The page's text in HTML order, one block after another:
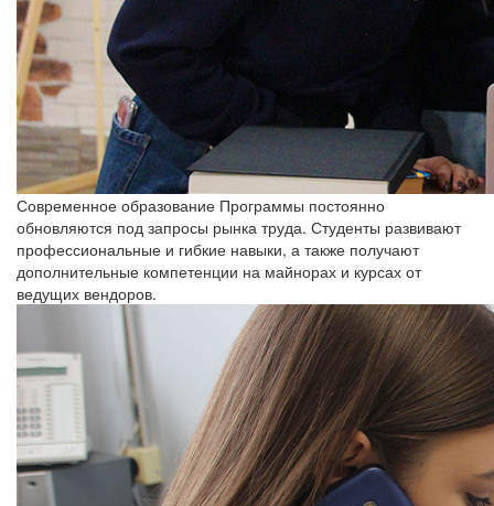
Современное образование Программы постоянно
обновляются под запросы рынка труда. Студенты развивают
профессиональные и гибкие навыки, а также получают
дополнительные компетенции на майнорах и курсах от
ведущих вендоров.